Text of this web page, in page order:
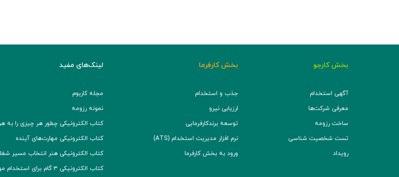
بخش کارجو
آگهی استخدام
معرفی شرکت‌ها
ساخت رزومه
تست شخصیت شناسی
رویداد
بخش کارفرما
جذب و استخدام
ارزیابی نیرو
توسعه برند‌کارفرمایی
نرم افزار مدیریت استخدام (ATS)
ورود به بخش کارفرما
لینک‌های مفید
مجله کاربوم
نمونه رزومه
کتاب الکترونیکی چطور هر چیزی را به
کتاب الکترونیکی مهارت‌های آینده
کتاب الکترونیکی هنر انتخاب مسیر
کتاب الکترونیکی ۳ گام برای استخدام موفق